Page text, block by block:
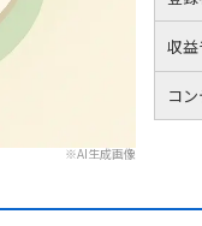
※AI生成画像
収
コ